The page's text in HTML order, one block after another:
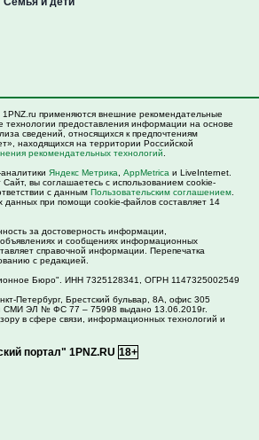
применяются внешние рекомендательные
предоставления информации на основе
сведений, относящихся к предпочтениям
находящихся на территории Российской
рекомендательных технологий
Яндекс Метрика AppMetrica и LiveInternet.
вы соглашаетесь с использованием cookie-
с данным Пользовательским соглашением
данных при помощи cookie-файлов составляет 14
за достоверность информации,
и сообщениях информационных
справочной информации. Перепечатка
с редакцией.
Бюро". ИНН 7325128341, ОГРН 1147325002549
Петербург, Брестский бульвар, 8А, офис 305
СМИ ЭЛ № ФС 77 – 75998 выдано 13.06.2019г.
в сфере связи, информационных технологий и
портал" 1PNZ.RU 18+